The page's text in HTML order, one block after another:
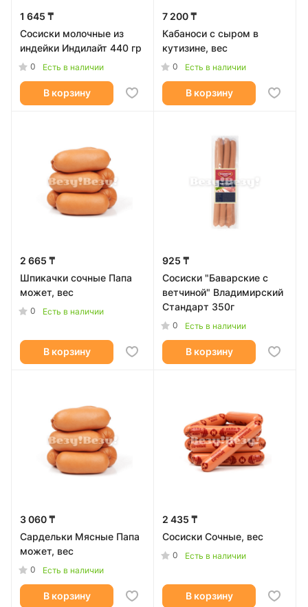
1 645 ₸
Сосиски молочные из
индейки Индилайт 440 гр
0 Есть в наличии
В корзину
7 200 ₸
Кабаноси с сыром в
кутизине, вес
0 Есть в наличии
В корзину
2 665 ₸
Шпикачки сочные Папа
может, вес
0 Есть в наличии
В корзину
925 ₸
Сосиски "Баварские с
ветчиной" Владимирский
Стандарт 350г
0 Есть в наличии
В корзину
3 060 ₸
Сардельки Мясные Папа
может, вес
0 Есть в наличии
В корзину
2 435 ₸
Сосиски Сочные, вес
0 Есть в наличии
В корзину